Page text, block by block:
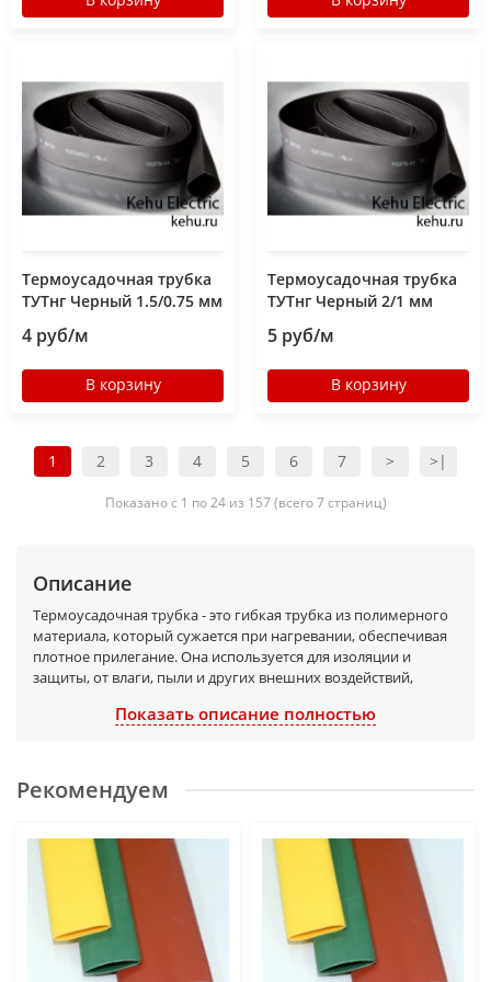
Термоусадочная трубка
ТУТнг Черный 1.5/0.75 мм
4 руб/м
В корзину
Термоусадочная трубка
ТУТнг Черный 2/1 мм
5 руб/м
В корзину
1 2 3 4 5 6 7 > >|
Показано с 1 по 24 из 157 (всего 7 страниц)
Описание
Термоусадочная трубка - это гибкая трубка из полимерного
материала, который сужается при нагревании, обеспечивая
плотное прилегание. Она используется для изоляции и
защиты, от влаги, пыли и других внешних воздействий,
Термоусадочные трубки - это универсальные материалы,
другие сферы, где требуется электромонтаж. Термоусадка
широко применяются в электромонтажных
автомобильной промышленности, электро- боксе и других
областях, где требуется электроизоляция.
Термоусадочные трубки позволяют быстро и надежно
соединять провода, создавать защитные покрытия,
изолировать контактные группы, а также использовать в
качестве диэлектрического материала. Они изготовлены из
Показать описание полностью
Рекомендуем